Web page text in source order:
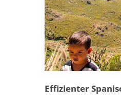
Effizienter